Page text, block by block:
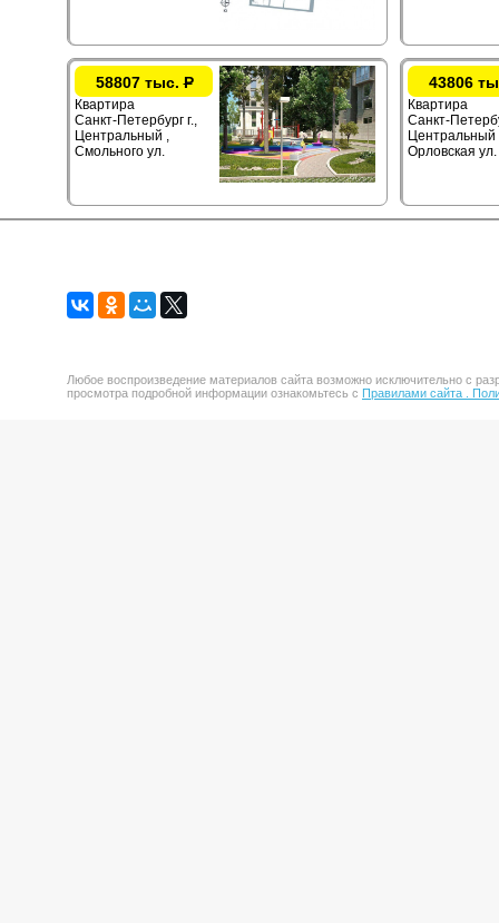
58807 тыс.Р
Квартира
Санкт-Петербург г.,
Центральный ,
Смольного ул.
43806
Квартира
Санкт-
Центральный
Орловская ул.
Любое воспроизведение материалов сайта возможно исключительно с
просмотра подробной информации ознакомьтесь с Правилами сайта .